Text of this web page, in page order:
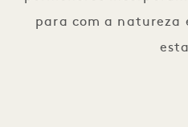
para com a natureza